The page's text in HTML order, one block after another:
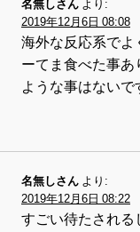
名無しさん より:
2019年12月6日 08:08
海外な反応系でよ
ーてま食べた事あ
ような事はないで
名無しさん より:
2019年12月6日 08:22
すごい待たされる